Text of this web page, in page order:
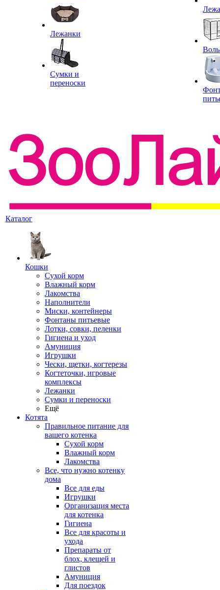
Лежанки
Сумки и
переноски
Каталог
Кошки
Сухой корм
Влажный корм
Лакомства
Наполнители
Миски, контейнеры
Фонтаны питьевые
Лотки, совки, пеленки
Гигиена и уход
Амуниция
Игрушки
Чески, щетки, когтерезы
Когтеточки, игровые
комплексы
Лежанки
Сумки и переноски
Ещё
Котята
Правильное питание для
вашего котенка
Сухой корм
Влажный корм
Лакомства
Все, что нужно котенку
дома
Все для еды
Игрушки
Организация места
для котенка
Гигиена
Все для красоты и
ухода
Препараты от
блох, клещей и
глистов
Амуниция
Для поездок